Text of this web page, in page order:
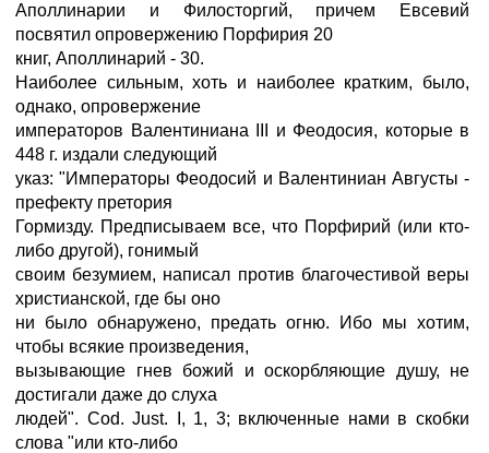
Аполлинарии и Филосторгий, причем Евсевий
посвятил опровержению Порфирия 20
книг, Аполлинарий - 30.
Наиболее сильным, хоть и наиболее кратким, было,
однако, опровержение
императоров Валентиниана III и Феодосия, которые в
448 г. издали следующий
указ: "Императоры Феодосий и Валентиниан Августы -
префекту претория
Гормизду. Предписываем все, что Порфирий (или кто-
либо другой), гонимый
своим безумием, написал против благочестивой веры
христианской, где бы оно
ни было обнаружено, предать огню. Ибо мы хотим,
чтобы всякие произведения,
вызывающие гнев божий и оскорбляющие душу, не
достигали даже до слуха
людей". Cod. Just. I, 1, 3; включенные нами в скобки
слова "или кто-либо